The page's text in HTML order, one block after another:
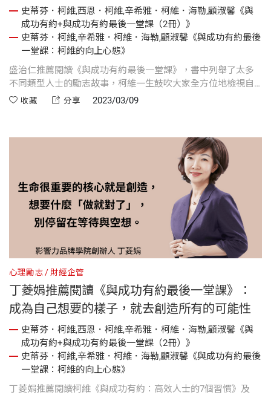
史蒂芬．柯維,西恩．柯維,辛希雅．柯維．海勒,顧淑馨《與
成功有約+與成功有約最後一堂課（2冊）》
史蒂芬．柯維,辛希雅．柯維．海勒,顧淑馨《與成功有約最後
一堂課：柯維的向上心態》
盛治仁推薦閱讀《與成功有約最後一堂課》，書中列舉了太多
不同類型人士的勵志故事，柯維一生鼓吹大家全方位地檢視自
己的生活目標，努力成為生理、心智、情感和心靈都達到平衡
收藏 分享 2023/03/09
心理勵志 財經企管
丁菱娟推薦閱讀《與成功有約最後一堂課》：
成為自己想要的樣子，就去創造所有的可能性
史蒂芬．柯維,西恩．柯維,辛希雅．柯維．海勒,顧淑馨《與
成功有約+與成功有約最後一堂課（2冊）》
史蒂芬．柯維,辛希雅．柯維．海勒,顧淑馨《與成功有約最後
一堂課：柯維的向上心態》
丁菱娟推薦閱讀柯維《與成功有約：高效人士的7個習慣》及